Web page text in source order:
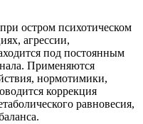
остром психотическом
агрессии,
под постоянным
Применяются
нормотимики,
коррекция
равновесия,